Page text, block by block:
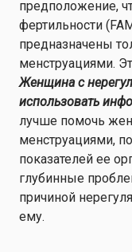
предположение,
фертильности
предназначены
менструациями.
Женщина с
использовать
лучше помочь
менструациями,
показателей ее
глубинные
причиной
ему.